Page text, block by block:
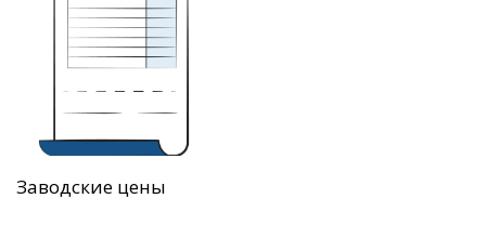
Заводские цены